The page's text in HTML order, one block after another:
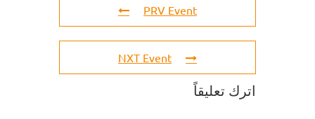
PRV Event
NXT Event
اترك تعليقاً